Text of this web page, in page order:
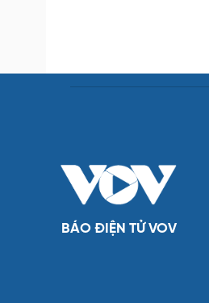
BÁO ĐIỆN TỬ VOV